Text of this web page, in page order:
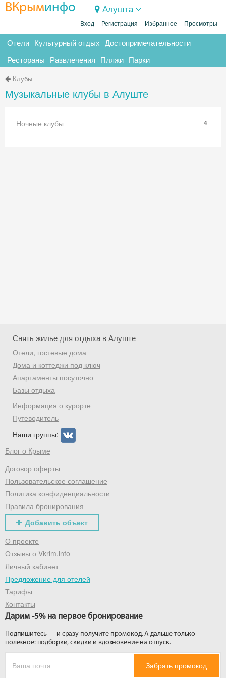
ВКрыминфо Алушта
Вход Регистрация Избранное Просмотры
Отели Культурный отдых Достопримечательности
Рестораны Развлечения Пляжи Парки
Клубы
Музыкальные клубы в Алуште
Ночные клубы 4
Снять жилье для отдыха в Алуште
Отели, гостевые дома
Дома и коттеджи под ключ
Апартаменты посуточно
Базы отдыха
Информация о курорте
Путеводитель
Наши группы:
Блог о Крыме
Договор оферты
Пользовательское соглашение
Политика конфиденциальности
Правила бронирования
Добавить объект
О проекте
Отзывы о Vkrim.info
Личный кабинет
Предложение для отелей
Тарифы
Контакты
Дарим -5% на первое бронирование
Подпишитесь — и сразу получите промокод. А дальше только
полезное: подборки, скидки и вдохновение на отпуск.
Забрать промокод
Скидка −5%
Хочешь дешевле? Оставь почту и получи
промокод на первое бронирование!